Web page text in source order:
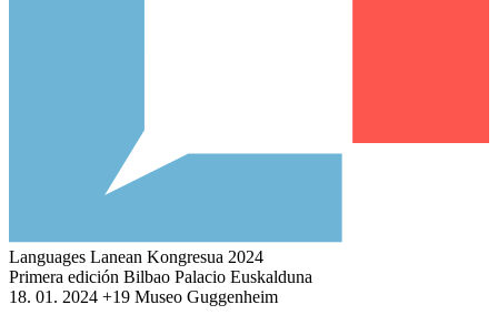
Languages Lanean Kongresua 2024
Primera edición Bilbao Palacio Euskalduna
18. 01. 2024 +19 Museo Guggenheim